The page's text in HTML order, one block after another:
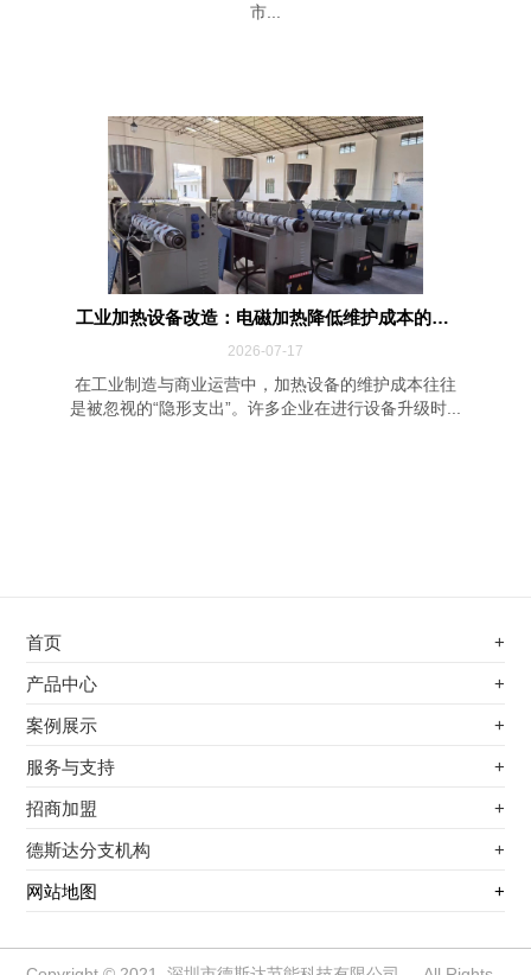
市...
工业加热设备改造：电磁加热降低维护成本的四...
2026-07-17
在工业制造与商业运营中，加热设备的维护成本往往
是被忽视的“隐形支出”。许多企业在进行设备升级时...
首页 +
不锈钢专用电磁加热器
电磁蒸汽发生器
电磁加热棒配件
扩散泵电磁加热器
柜式电磁加热器
产品中心 +
不锈钢专用电磁加热器
电磁蒸汽发生器
电磁加热棒配件
案例展示 +
最新案例
其他应用
服务与支持 +
服务覆盖网络
服务流程
招商加盟 +
前景分析
加盟条件
加盟流程
德斯达分支机构 +
江信电子机构
网站地图 +